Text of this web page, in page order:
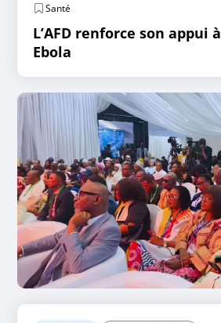
Santé
L’AFD renforce son appui
Ebola